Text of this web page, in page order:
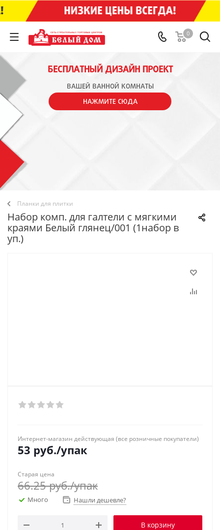
0
БЕСПЛАТНЫЙ ДИЗАЙН ПРОЕКТ
ВАШЕЙ ВАННОЙ КОМНАТЫ
НАЖМИТЕ СЮДА
Планки для плитки
Набор комп. для галтели с мягкими
краями Белый глянец/001 (1набор в
уп.)
Интернет-магазин действующая (все розничные покупатели)
53 руб./упак
Старая цена
66.25руб./упак
Много Нашли дешевле?
В корзину